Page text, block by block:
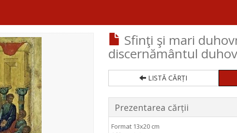
Sfinţi şi mari
discernământul
LISTĂ CĂRȚI
Prezentarea cărții
Format 13x20 cm